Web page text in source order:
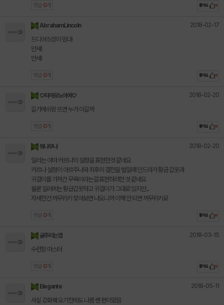
댓글 0 개 좋아요 0
AbrahamLincoln 2018-02-17
드디어 5성이 떴다!
만세!
만세!
댓글 0 개 좋아요 0
♡타마모노마에♡ 2018-02-20
길가메쉬랑 뜨면 누가 이길까
댓글 0 개 좋아요 0
뭐냐무냐 2018-02-20
일러는 아마 카르나의 설정을 표현한것 같네요
카르나 설정이 아르주나와 최후의 결전을 벌일때 인드라가 황금 갑옷과
귀걸이를 가져간 무욕이라는걸 표현하려한 것 같네요
물론 일러에는 황급갑옷하고 귀걸이가 그대로 있지만...
자세한건 꺼무위키 찾아보면 나오니까 이해 안 되면 꺼무위키로
댓글 0 개 좋아요 0
굶주리는앱 2018-03-15
수련장 마스터
댓글 0 개 좋아요 0
Elegante 2018-05-11
사실 강화퀘 오기전에도 나름 쎈 편이었음